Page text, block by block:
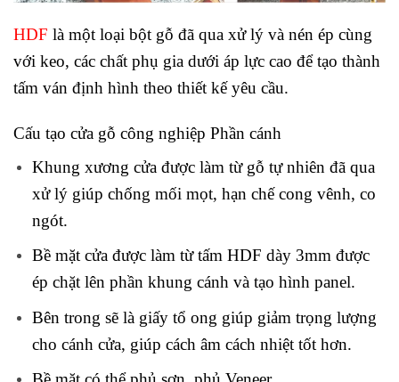
HDF là một loại bột gỗ đã qua xử lý và nén ép cùng
với keo, các chất phụ gia dưới áp lực cao để tạo thành
tấm ván định hình theo thiết kế yêu cầu.
Cấu tạo cửa gỗ công nghiệp Phần cánh
Khung xương cửa được làm từ gỗ tự nhiên đã qua
xử lý giúp chống mối mọt, hạn chế cong vênh, co
ngót.
Bề mặt cửa được làm từ tấm HDF dày 3mm được
ép chặt lên phần khung cánh và tạo hình panel.
Bên trong sẽ là giấy tổ ong giúp giảm trọng lượng
cho cánh cửa, giúp cách âm cách nhiệt tốt hơn.